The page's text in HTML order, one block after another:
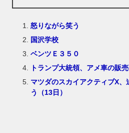
怒りながら笑う
国沢学校
ベンツＥ３５０
トランプ大統領、アメ車の販
マツダのスカイアクティブX
う（13日）